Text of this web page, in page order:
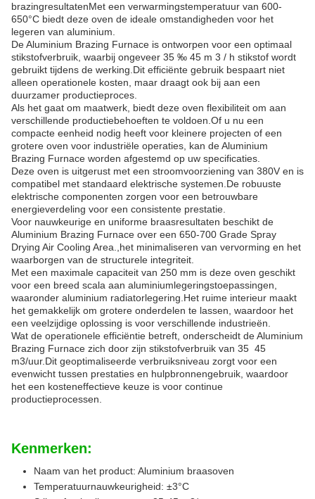
brazingresultatenMet een verwarmingstemperatuur van 600-
650°C biedt deze oven de ideale omstandigheden voor het
legeren van aluminium.
De Aluminium Brazing Furnace is ontworpen voor een optimaal
stikstofverbruik, waarbij ongeveer 35 ‰ 45 m 3 / h stikstof wordt
gebruikt tijdens de werking.Dit efficiënte gebruik bespaart niet
alleen operationele kosten, maar draagt ook bij aan een
duurzamer productieproces.
Als het gaat om maatwerk, biedt deze oven flexibiliteit om aan
verschillende productiebehoeften te voldoen.Of u nu een
compacte eenheid nodig heeft voor kleinere projecten of een
grotere oven voor industriële operaties, kan de Aluminium
Brazing Furnace worden afgestemd op uw specificaties.
Deze oven is uitgerust met een stroomvoorziening van 380V en is
compatibel met standaard elektrische systemen.De robuuste
elektrische componenten zorgen voor een betrouwbare
energieverdeling voor een consistente prestatie.
Voor nauwkeurige en uniforme braasresultaten beschikt de
Aluminium Brazing Furnace over een 650-700 Grade Spray
Drying Air Cooling Area.,het minimaliseren van vervorming en het
waarborgen van de structurele integriteit.
Met een maximale capaciteit van 250 mm is deze oven geschikt
voor een breed scala aan aluminiumlegeringstoepassingen,
waaronder aluminium radiatorlegering.Het ruime interieur maakt
het gemakkelijk om grotere onderdelen te lassen, waardoor het
een veelzijdige oplossing is voor verschillende industrieën.
Wat de operationele efficiëntie betreft, onderscheidt de Aluminium
Brazing Furnace zich door zijn stikstofverbruik van 35  45
m3/uur.Dit geoptimaliseerde verbruiksniveau zorgt voor een
evenwicht tussen prestaties en hulpbronnengebruik, waardoor
het een kosteneffectieve keuze is voor continue
productieprocessen.
Kenmerken:
Naam van het product: Aluminium braasoven
Temperatuurnauwkeurigheid: ±3°C